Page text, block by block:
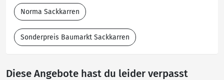
Norma Sackkarren
Sonderpreis Baumarkt Sackkarren
Diese Angebote hast du leider verpasst